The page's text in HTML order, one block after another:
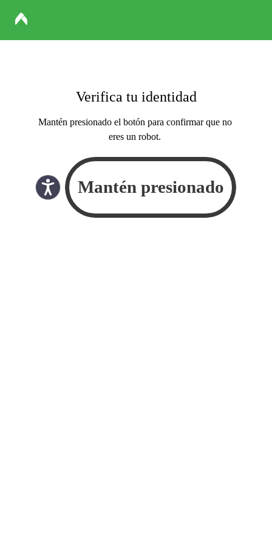
Verifica tu identidad
Mantén presionado el botón para confirmar que no
eres un robot.